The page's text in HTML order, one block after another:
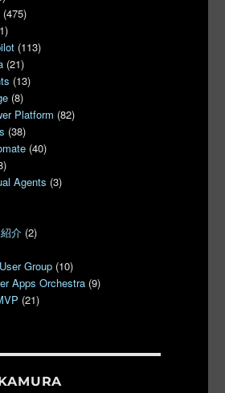
(475)
(113)
(21)
(13)
(8)
Platform (82)
(38)
(40)
Agents (3)
介 (2)
Group (10)
Apps Orchestra (9)
(21)